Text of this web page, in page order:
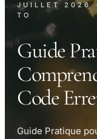
JUILLET 2026
TO
Guide
Code
Guide Pratique